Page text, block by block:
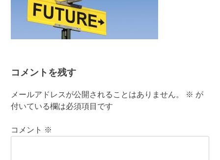
コメントを残す
メールアドレスが公開されることはありません。 ※ が
付いている欄は必須項目です
コメント ※